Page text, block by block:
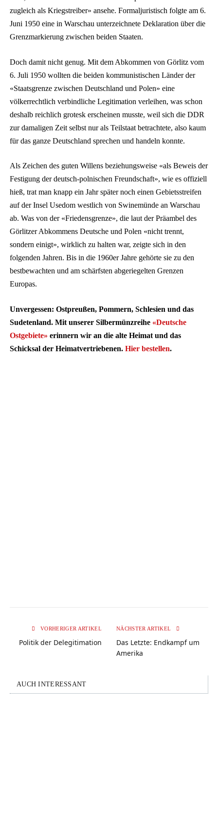
zugleich als Kriegstreiber» ansehe. Formaljuristisch folgte am 6.
Juni 1950 eine in Warschau unterzeichnete Deklaration über die
Grenzmarkierung zwischen beiden Staaten.
Doch damit nicht genug. Mit dem Abkommen von Görlitz vom
6. Juli 1950 wollten die beiden kommunistischen Länder der
«Staatsgrenze zwischen Deutschland und Polen» eine
völkerrechtlich verbindliche Legitimation verleihen, was schon
deshalb reichlich grotesk erscheinen musste, weil sich die DDR
zur damaligen Zeit selbst nur als Teilstaat betrachtete, also kaum
für das ganze Deutschland sprechen und handeln konnte.
Als Zeichen des guten Willens beziehungsweise «als Beweis der
Festigung der deutsch-polnischen Freundschaft», wie es offiziell
hieß, trat man knapp ein Jahr später noch einen Gebietsstreifen
auf der Insel Usedom westlich von Swinemünde an Warschau
ab. Was von der «Friedensgrenze», die laut der Präambel des
Görlitzer Abkommens Deutsche und Polen «nicht trennt,
sondern einigt», wirklich zu halten war, zeigte sich in den
folgenden Jahren. Bis in die 1960er Jahre gehörte sie zu den
bestbewachten und am schärfsten abgeriegelten Grenzen
Europas.
Unvergessen: Ostpreußen, Pommern, Schlesien und das
Sudetenland. Mit unserer Silbermünzreihe «Deutsche
Ostgebiete» erinnern wir an die alte Heimat und das
Schicksal der Heimatvertriebenen. Hier bestellen.
VORHERIGER ARTIKEL
Politik der Delegitimation
NÄCHSTER ARTIKEL
Das Letzte: Endkampf um
Amerika
AUCH INTERESSANT